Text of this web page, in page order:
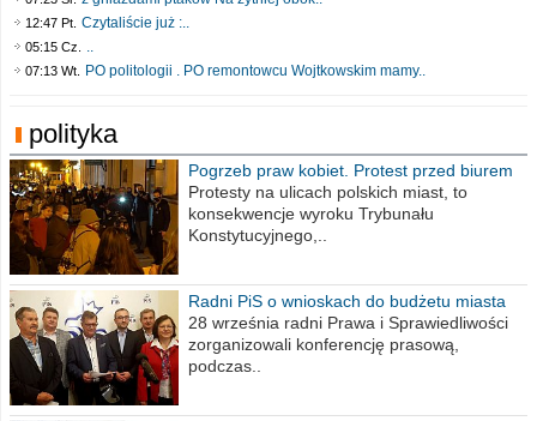
12:47 Pt. Czytaliście już :..
05:15 Cz. ..
07:13 Wt. PO politologii . PO remontowcu Wojtkowskim mamy..
polityka
Pogrzeb praw kobiet. Protest przed biurem
poselskim PiS
Protesty na ulicach polskich miast, to
konsekwencje wyroku Trybunału
Konstytucyjnego,..
Radni PiS o wnioskach do budżetu miasta
na 2021 rok
28 września radni Prawa i Sprawiedliwości
zorganizowali konferencję prasową,
podczas..